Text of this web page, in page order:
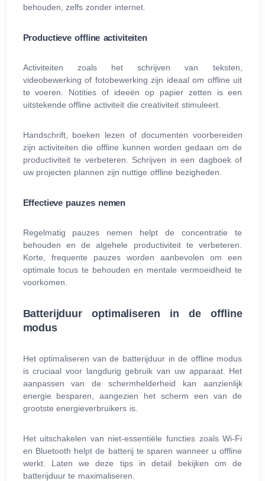
behouden, zelfs zonder internet.
Productieve offline activiteiten
Activiteiten zoals het schrijven van teksten,
videobewerking of fotobewerking zijn ideaal om offline uit
te voeren. Notities of ideeën op papier zetten is een
uitstekende offline activiteit die creativiteit stimuleert.
Handschrift, boeken lezen of documenten voorbereiden
zijn activiteiten die offline kunnen worden gedaan om de
productiviteit te verbeteren. Schrijven in een dagboek of
uw projecten plannen zijn nuttige offline bezigheden.
Effectieve pauzes nemen
Regelmatig pauzes nemen helpt de concentratie te
behouden en de algehele productiviteit te verbeteren.
Korte, frequente pauzes worden aanbevolen om een
optimale focus te behouden en mentale vermoeidheid te
voorkomen.
Batterijduur optimaliseren in de offline
modus
Het optimaliseren van de batterijduur in de offline modus
is cruciaal voor langdurig gebruik van uw apparaat. Het
aanpassen van de schermhelderheid kan aanzienlijk
energie besparen, aangezien het scherm een van de
grootste energieverbruikers is.
Het uitschakelen van niet-essentiële functies zoals Wi‑Fi
en Bluetooth helpt de batterij te sparen wanneer u offline
werkt. Laten we deze tips in detail bekijken om de
batterijduur te maximaliseren.